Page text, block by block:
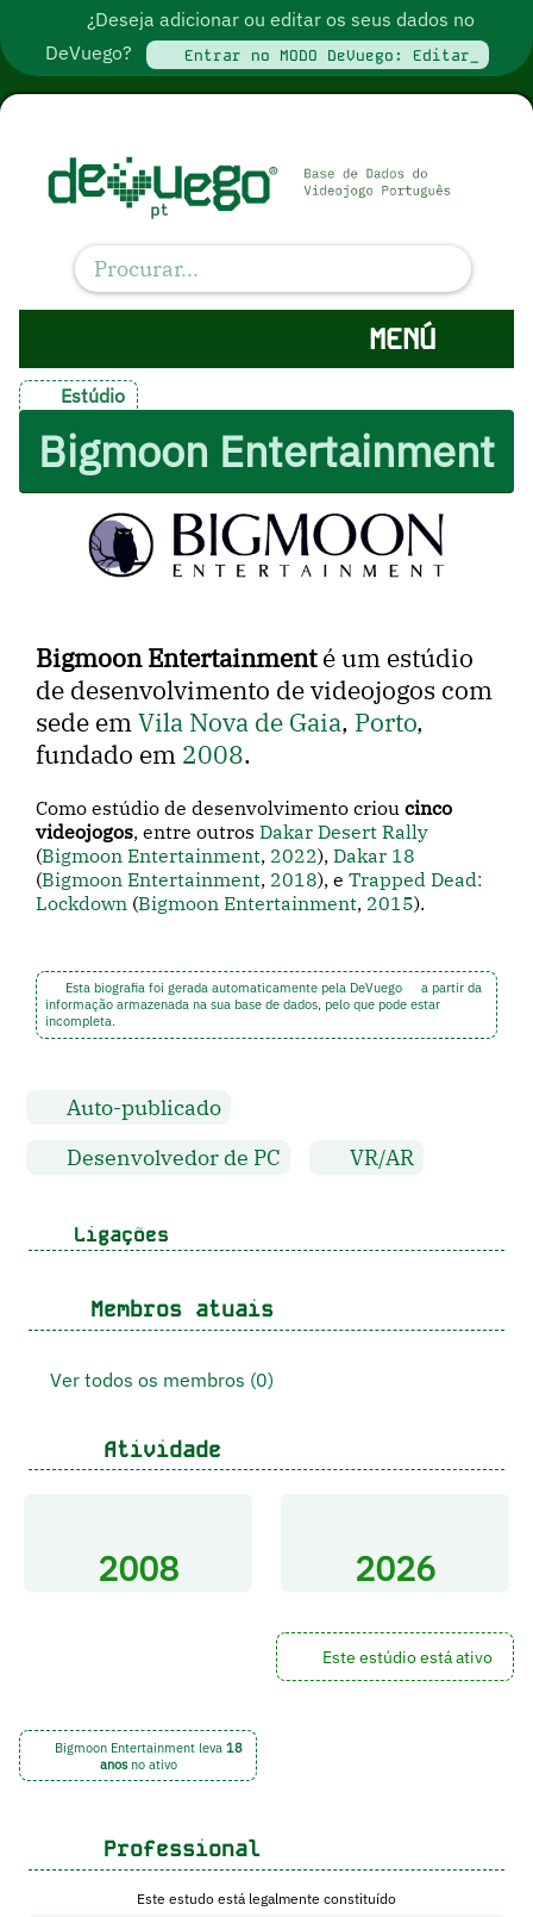
¿Deseja adicionar ou editar os seus dados no
DeVuego?
Entrar no MODO DeVuego: Editar_
MENÚ
Estúdio
Bigmoon Entertainment
Bigmoon Entertainmenté um estúdio
de desenvolvimento de videojogos com
sede emVila Nova de Gaia, Porto,
fundado em 2008.
Como estúdio de desenvolvimento crioucinco
videojogos, entre outrosDakar Desert Rally
(Bigmoon Entertainment, 2022),Dakar 18
(Bigmoon Entertainment, 2018), eTrapped Dead:
Lockdown (Bigmoon Entertainment, 2015).
Esta biografia foi gerada automaticamente pela DeVuego
a partir da
informação armazenada na sua base de dados, pelo que pode estar
incompleta.
Auto-publicado
Desenvolvedor de PC
VR/AR
Ligações
Membros atuais
Ver todos os membros (0)
Atividade
2008 2026
Este estúdio está ativo
Bigmoon Entertainment leva 18
anosno ativo
Professional
Este estudo está legalmente constituído